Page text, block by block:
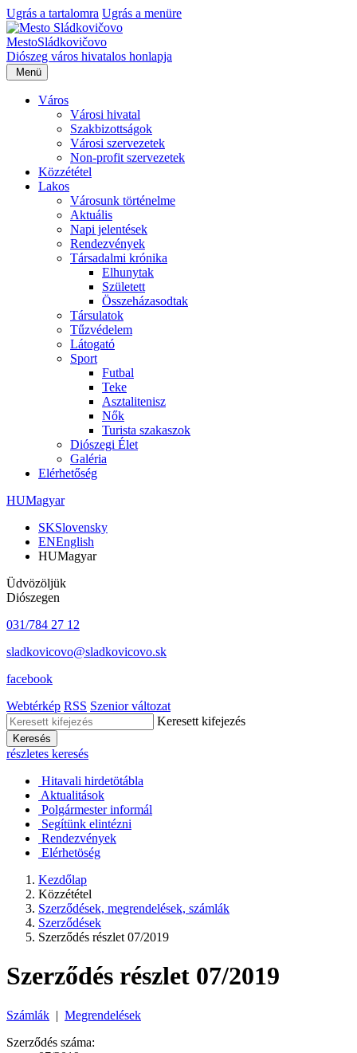
Ugrás a tartalomra Ugrás a menüre
MestoSládkovičovo
Diószeg város hivatalos honlapja
Menü
Város
Városi hivatal
Szakbizottságok
Városi szervezetek
Non-profit szervezetek
Közzététel
Lakos
Városunk történelme
Aktuális
Napi jelentések
Rendezvények
Társadalmi krónika
Elhunytak
Született
Összeházasodtak
Társulatok
Tűzvédelem
Látogató
Sport
Futbal
Teke
Asztalitenisz
Nők
Turista szakaszok
Diószegi Élet
Galéria
Elérhetőség
HUMagyar
SKSlovensky
ENEnglish
HUMagyar
Üdvözöljük
Diószegen
031/784 27 12
sladkovicovo@sladkovicovo.sk
facebook
Webtérkép RSS Szenior változat
Keresett kifejezés
Keresés
részletes keresés
Hitavali hirdetötábla
Aktualitások
Polgármester informál
Segítünk elintézni
Rendezvények
Elérhetöség
Kezdőlap
Közzététel
Szerződések, megrendelések, számlák
Szerződések
Szerződés részlet 07/2019
Szerződés részlet 07/2019
Számlák | Megrendelések
Szerződés száma: